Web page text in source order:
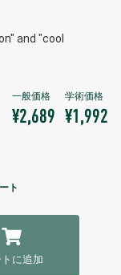
and "cool
¥2,689 ¥1,992
ト
トに追加